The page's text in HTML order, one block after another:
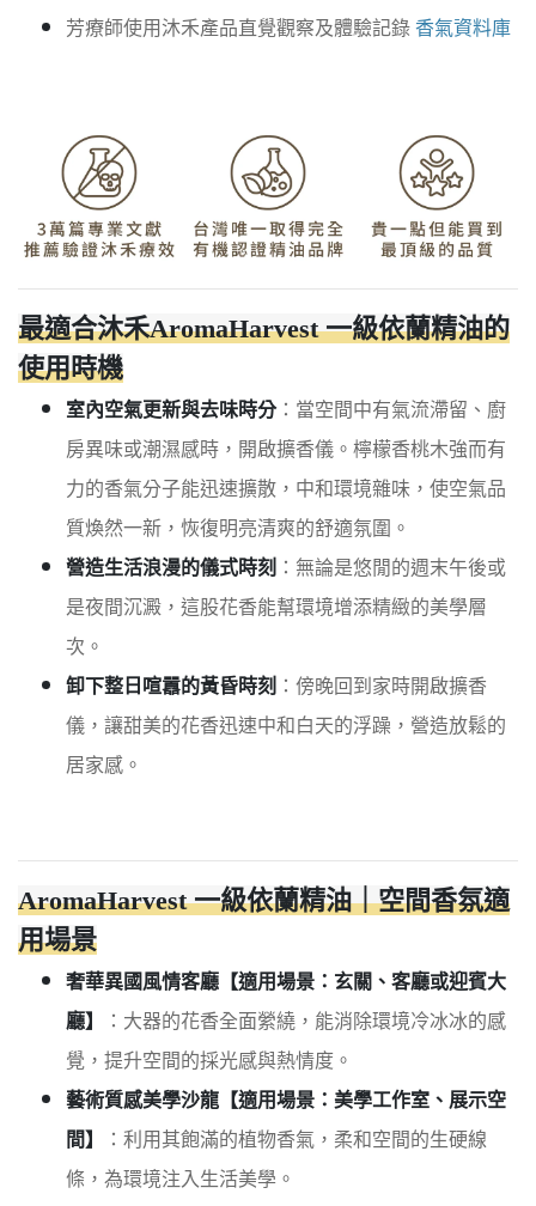
芳療師使用沐禾產品直覺觀察及體驗記錄 香氣資料庫
最適合沐禾AromaHarvest 一級依蘭精油的
使用時機
室內空氣更新與去味時分：當空間中有氣流滯留、廚
房異味或潮濕感時，開啟擴香儀。檸檬香桃木強而有
力的香氣分子能迅速擴散，中和環境雜味，使空氣品
質煥然一新，恢復明亮清爽的舒適氛圍。
營造生活浪漫的儀式時刻 ：無論是悠閒的週末午後或
是夜間沉澱，這股花香能幫環境增添精緻的美學層
次。
卸下整日喧囂的黃昏時刻 ：傍晚回到家時開啟擴香
儀，讓甜美的花香迅速中和白天的浮躁，營造放鬆的
居家感。
AromaHarvest 一級依蘭精油｜空間香氛適
用場景
奢華異國風情客廳【適用場景：玄關、客廳或迎賓大
廳】
：大器的花香全面縈繞，能消除環境冷冰冰的感
覺，提升空間的採光感與熱情度。
藝術質感美學沙龍【適用場景：美學工作室、展示空
間】
：利用其飽滿的植物香氣，柔和空間的生硬線
條，為環境注入生活美學。